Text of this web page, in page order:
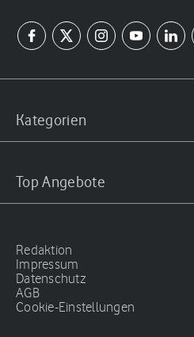
Kategorien
Top Angebote
Redaktion
Impressum
Datenschutz
AGB
Cookie-Einstellungen